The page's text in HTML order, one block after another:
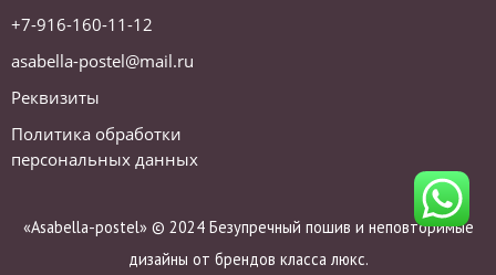
+7-916-160-11-12
asabella-postel@mail.ru
Реквизиты
Политика обработки
персональных данных
«Asabella-postel» © 2024 Безупречный пошив и неповторимые
дизайны от брендов класса люкс.